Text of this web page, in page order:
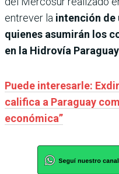
entrever la intención de
quienes asumirán los
en la Hidrovía
Puede interesarle:
califica a Paraguay
económica”